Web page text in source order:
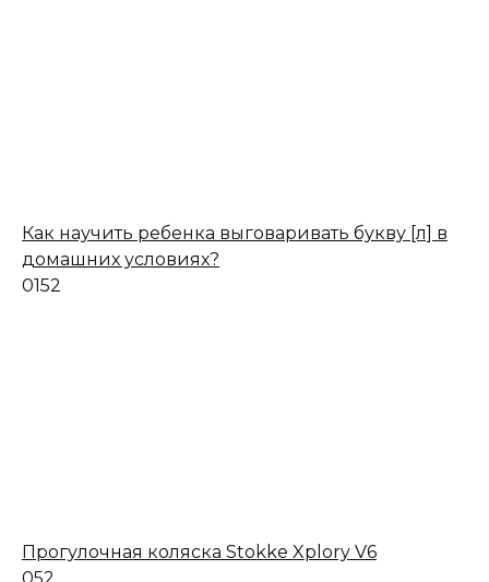
Как научить ребенка выговаривать букву [л] в
домашних условиях?
0152
Прогулочная коляска Stokke Xplory V6